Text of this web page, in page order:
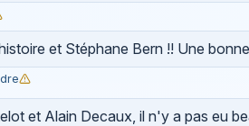
et Stéphane Bern !! Une
et Alain Decaux, il n'y a pas eu